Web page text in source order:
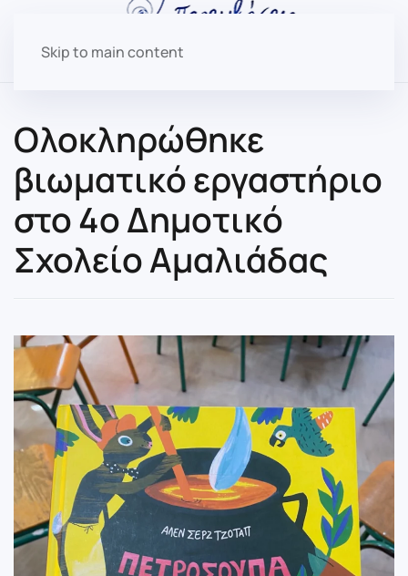
Skip to main content
Ολοκληρώθηκε
βιωματικό εργαστήριο
στο 4ο Δημοτικό
Σχολείο Αμαλιάδας